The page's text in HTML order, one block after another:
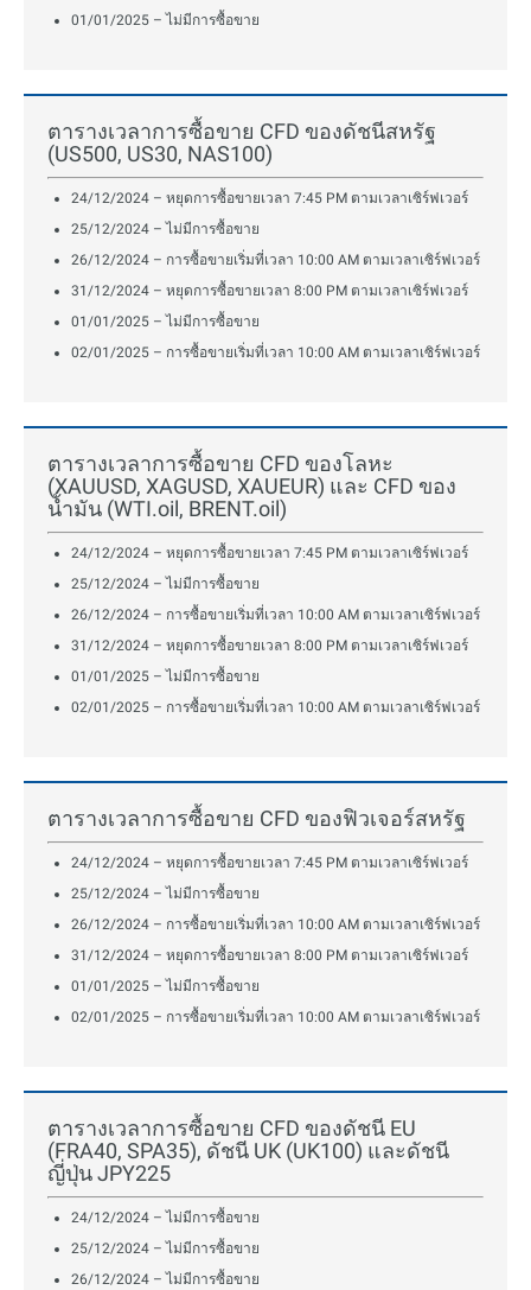
01/01/2025 – ไม่มีการซื้อขาย
ตารางเวลาการซื้อขาย CFD ของดัชนีสหรัฐ
(US500, US30, NAS100)
24/12/2024 – หยุดการซื้อขายเวลา 7:45 PM ตามเวลาเซิร์ฟเวอร์
25/12/2024 – ไม่มีการซื้อขาย
26/12/2024 – การซื้อขายเริ่มที่เวลา 10:00 AM ตามเวลาเซิร์ฟเวอร์
31/12/2024 – หยุดการซื้อขายเวลา 8:00 PM ตามเวลาเซิร์ฟเวอร์
01/01/2025 – ไม่มีการซื้อขาย
02/01/2025 – การซื้อขายเริ่มที่เวลา 10:00 AM ตามเวลาเซิร์ฟเวอร์
ตารางเวลาการซื้อขาย CFD ของโลหะ
(XAUUSD, XAGUSD, XAUEUR) และ CFD ของ
น้ำมัน (WTI.oil, BRENT.oil)
24/12/2024 – หยุดการซื้อขายเวลา 7:45 PM ตามเวลาเซิร์ฟเวอร์
25/12/2024 – ไม่มีการซื้อขาย
26/12/2024 – การซื้อขายเริ่มที่เวลา 10:00 AM ตามเวลาเซิร์ฟเวอร์
31/12/2024 – หยุดการซื้อขายเวลา 8:00 PM ตามเวลาเซิร์ฟเวอร์
01/01/2025 – ไม่มีการซื้อขาย
02/01/2025 – การซื้อขายเริ่มที่เวลา 10:00 AM ตามเวลาเซิร์ฟเวอร์
ตารางเวลาการซื้อขาย CFD ของฟิวเจอร์สหรัฐ
24/12/2024 – หยุดการซื้อขายเวลา 7:45 PM ตามเวลาเซิร์ฟเวอร์
25/12/2024 – ไม่มีการซื้อขาย
26/12/2024 – การซื้อขายเริ่มที่เวลา 10:00 AM ตามเวลาเซิร์ฟเวอร์
31/12/2024 – หยุดการซื้อขายเวลา 8:00 PM ตามเวลาเซิร์ฟเวอร์
01/01/2025 – ไม่มีการซื้อขาย
02/01/2025 – การซื้อขายเริ่มที่เวลา 10:00 AM ตามเวลาเซิร์ฟเวอร์
ตารางเวลาการซื้อขาย CFD ของดัชนี EU
(FRA40, SPA35), ดัชนี UK (UK100) และดัชนี
ญี่ปุ่น JPY225
24/12/2024 – ไม่มีการซื้อขาย
25/12/2024 – ไม่มีการซื้อขาย
26/12/2024 – ไม่มีการซื้อขาย